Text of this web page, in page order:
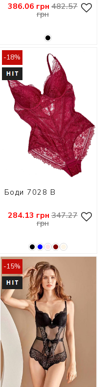
386.06 грн 482.57
грн
-18%
Боди 7028 В
284.13 грн 347.27
грн
-15%